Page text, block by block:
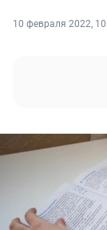
10 февраля 2022,